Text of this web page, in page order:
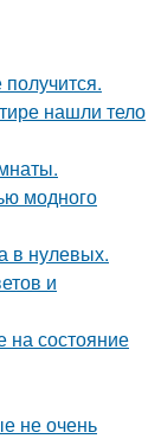
нашли тело
модного
в нулевых.
и
состояние
не очень